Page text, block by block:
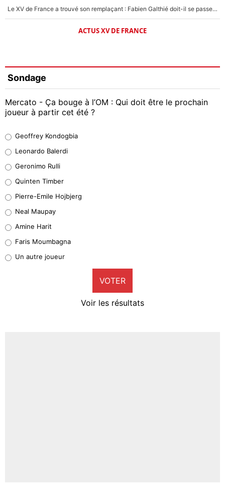
Le XV de France a trouvé son remplaçant : Fabien Galthié doit-il se passer d'Antoine Dupont ?
ACTUS XV DE FRANCE
Sondage
Mercato - Ça bouge à l’OM : Qui doit être le prochain
joueur à partir cet été ?
38%
32%
4%
1%
9%
Geoffrey Kondogbia
Leonardo Balerdi
Geronimo Rulli
Quinten Timber
Pierre-Emile Hojbjerg
Neal Maupay
Amine Harit
Faris Moumbagna
Un autre joueur
VOTER
Voir les résultats